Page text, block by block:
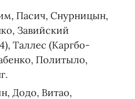
Пасич, Снурницын,
Завийский
Таллес (Каргбо-
Политыло,
Додо, Витао,